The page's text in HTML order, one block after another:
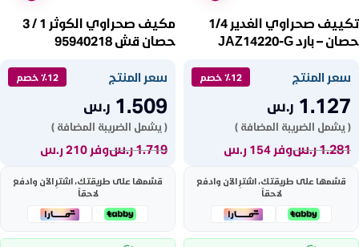
تكييف صحراوي الغدير 1/4
حصان – بارد JAZ14220-G
سعر المنتج ٪12 خصم
1.127 ر.س
( يشمل الضريبة المضافة )
1.281ر.سوفر 154 ر.س
قسّمها على طريقتك، اشترِ الآن وادفع
لاحقاً
مكيف صحراوي الكوثر 1 / 3
حصان قش 95940218
سعر المنتج ٪12 خصم
1.509 ر.س
( يشمل الضريبة المضافة )
1.719ر.سوفر 210 ر.س
قسّمها على طريقتك، اشترِ الآن وادفع
لاحقاً